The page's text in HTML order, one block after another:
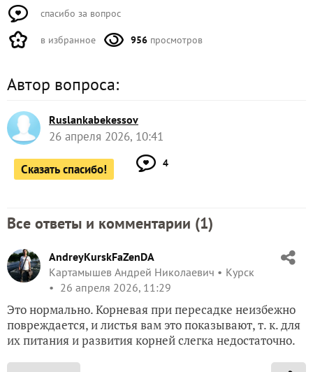
спасибо за вопрос
в избранное 956 просмотров
Автор вопроса:
Ruslankabekessov
26 апреля 2026, 10:41
Сказать спасибо! 4
Все ответы и комментарии (1)
AndreyKurskFaZenDA
Картамышев Андрей Николаевич
Курск
26 апреля 2026, 11:29
Это нормально. Корневая при пересадке неизбежно
повреждается, и листья вам это показывают, т. к. для
их питания и развития корней слегка недостаточно.